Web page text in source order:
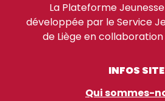
La Plateforme
développée par le Service
de Liège en
INFOS SITE
Qui sommes-